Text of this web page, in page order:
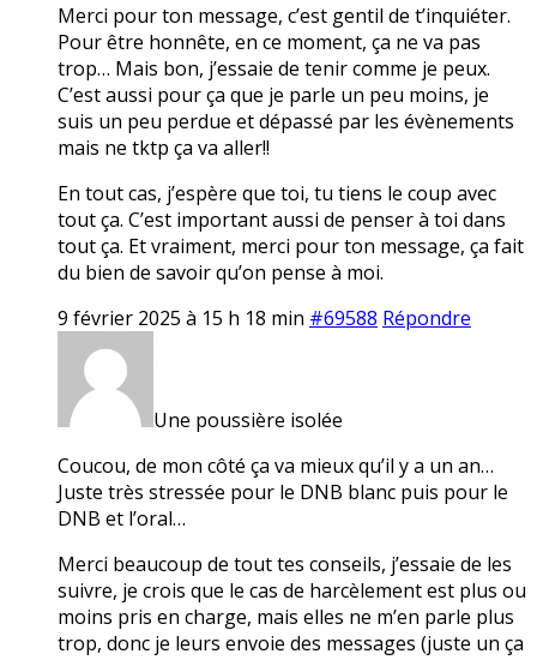
Merci pour ton message, c’est gentil de t’inquiéter.
Pour être honnête, en ce moment, ça ne va pas
trop… Mais bon, j’essaie de tenir comme je peux.
C’est aussi pour ça que je parle un peu moins, je
suis un peu perdue et dépassé par les évènements
mais ne tktp ça va aller!!
En tout cas, j’espère que toi, tu tiens le coup avec
tout ça. C’est important aussi de penser à toi dans
tout ça. Et vraiment, merci pour ton message, ça fait
du bien de savoir qu’on pense à moi.
9 février 2025 à 15 h 18 min #69588 Répondre
Une poussière isolée
Coucou, de mon côté ça va mieux qu’il y a un an…
Juste très stressée pour le DNB blanc puis pour le
DNB et l’oral…
Merci beaucoup de tout tes conseils, j’essaie de les
suivre, je crois que le cas de harcèlement est plus ou
moins pris en charge, mais elles ne m’en parle plus
trop, donc je leurs envoie des messages (juste un ça